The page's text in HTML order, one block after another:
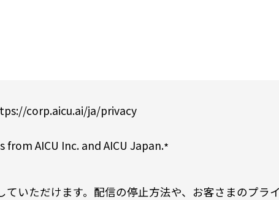
corp.aicu.ai/ja/privacy
AICU Inc. and AICU Japan.*
いただけます。配信の停止方法や、お客さまのプラ